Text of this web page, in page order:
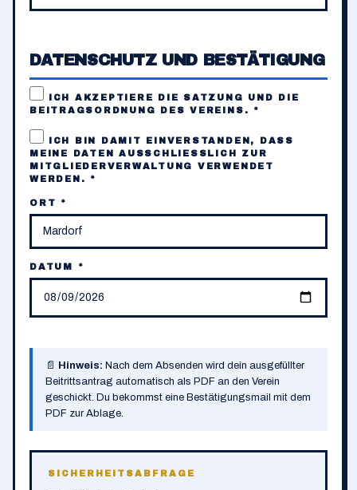
DATENSCHUTZ UND BESTÄTIGUNG
ICH AKZEPTIERE DIE SATZUNG
UND DIE
BEITRAGSORDNUNG
DES VEREINS. *
ICH BIN DAMIT EINVERSTANDEN, DASS
MEINE DATEN AUSSCHLIESSLICH ZUR
MITGLIEDERVERWALTUNG
VERWENDET
WERDEN. *
ORT *
DATUM *
📄 Hinweis: Nach dem Absenden wird dein ausgefüllter
Beitrittsantrag automatisch als PDF an den Verein
geschickt. Du bekommst eine Bestätigungsmail mit dem
PDF zur Ablage.
SICHERHEITSABFRAGE